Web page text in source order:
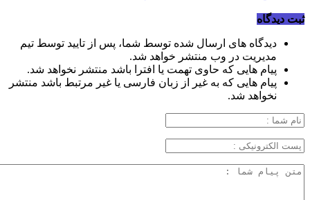
ثبت دیدگاه
دیدگاه های ارسال شده توسط شما، پس از تایید توسط تیم
مدیریت در وب منتشر خواهد شد.
پیام هایی که حاوی تهمت یا افترا باشد منتشر نخواهد شد.
پیام هایی که به غیر از زبان فارسی یا غیر مرتبط باشد منتشر
نخواهد شد.